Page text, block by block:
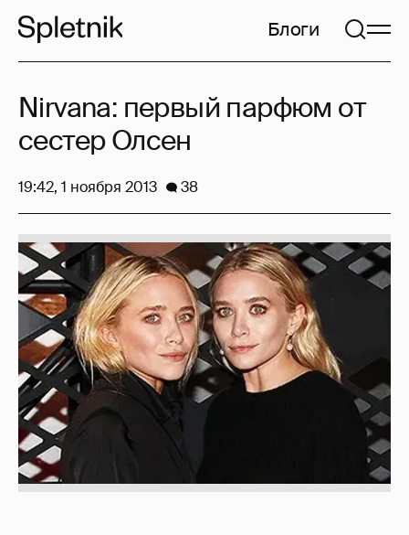
Блоги
Nirvana: первый парфюм от
сестер Олсен
19:42, 1 ноября 2013 38